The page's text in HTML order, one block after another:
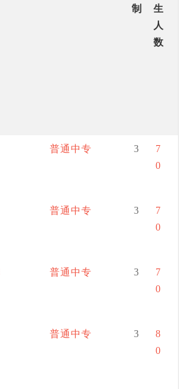
制
生
人
数
普通中专 3
7
0
普通中专 3
7
0
普通中专 3
7
0
普通中专 3
8
0